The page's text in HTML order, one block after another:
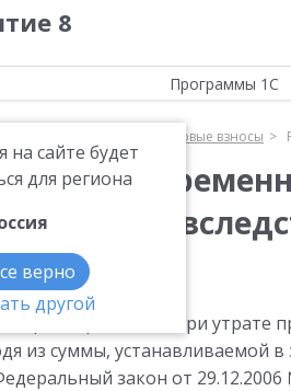
8
сайте будет
для региона
верно
другой
Программы 1С
Страховые взносы
по
взносы
размер пособия при утрате
из суммы, устанавливаемой
закон от